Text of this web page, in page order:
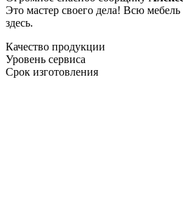
Это мастер своего дела! Всю мебель
здесь.
Качество продукции
Уровень сервиса
Срок изготовления